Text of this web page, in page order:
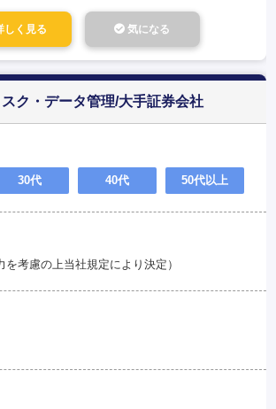
しく見る 気になる
ク・データ管理/大手証券会社
30代 40代 50代以上
を考慮の上当社規定により決定）